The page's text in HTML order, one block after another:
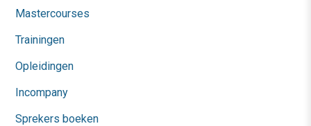
Mastercourses
Trainingen
Opleidingen
Incompany
Sprekers boeken